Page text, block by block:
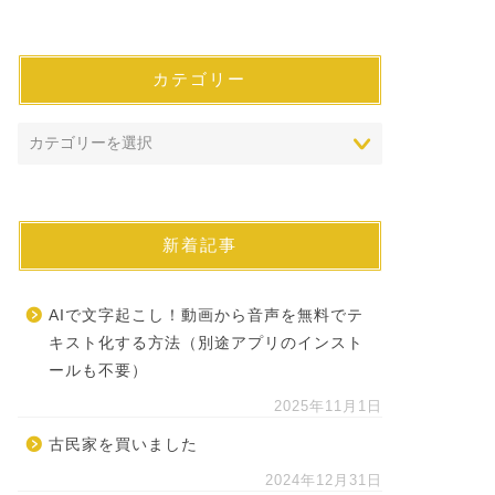
カテゴリー
新着記事
AIで文字起こし！動画から音声を無料でテ
キスト化する方法（別途アプリのインスト
ールも不要）
2025年11月1日
古民家を買いました
2024年12月31日